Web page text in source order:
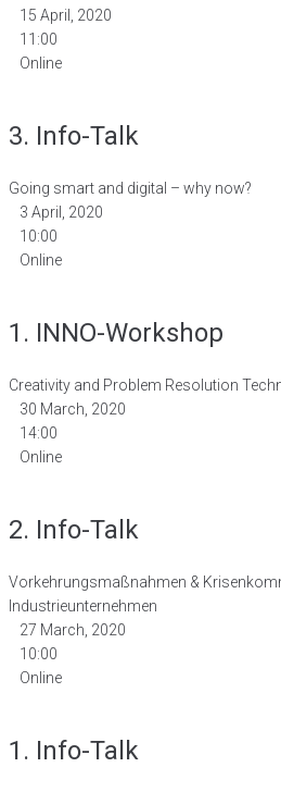
15 April, 2020
11:00
Online
3. Info-Talk
Going smart and digital – why now?
3 April, 2020
10:00
Online
1. INNO-Workshop
Creativity and Problem Resolution
30 March, 2020
14:00
Online
2. Info-Talk
Vorkehrungsmaßnahmen &
Industrieunternehmen
27 March, 2020
10:00
Online
1. Info-Talk